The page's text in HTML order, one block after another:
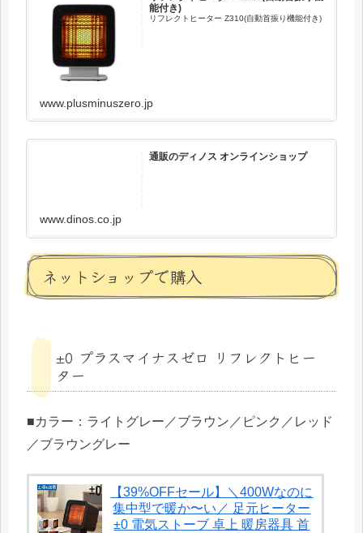
能付き)
リフレクトヒーター Z310(自動首振り機能付き)
www.plusminuszero.jp
通販のディノス オンラインショップ
www.dinos.co.jp
ネットショップで購入
±0 プラスマイナスゼロ リフレクトヒー
ター
■カラー：ライトグレー／ブラウン／ピンク／レッド
／ブラウングレー
【39%OFFセール】＼400Wなのに
集中型で暖か〜い／ 足元ヒーター
±0 電気ストーブ 卓上 暖房器具 首